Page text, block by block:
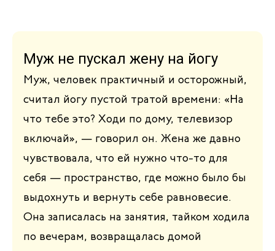
Муж не пускал жену на йогу
Муж, человек практичный и осторожный,
считал йогу пустой тратой времени: «На
что тебе это? Ходи по дому, телевизор
включай», — говорил он. Жена же давно
чувствовала, что ей нужно что‑то для
себя — пространство, где можно было бы
выдохнуть и вернуть себе равновесие.
Она записалась на занятия, тайком ходила
по вечерам, возвращалась домой